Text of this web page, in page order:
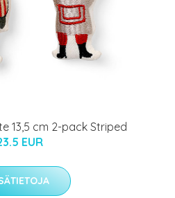
13,5 cm 2-pack Striped
EUR